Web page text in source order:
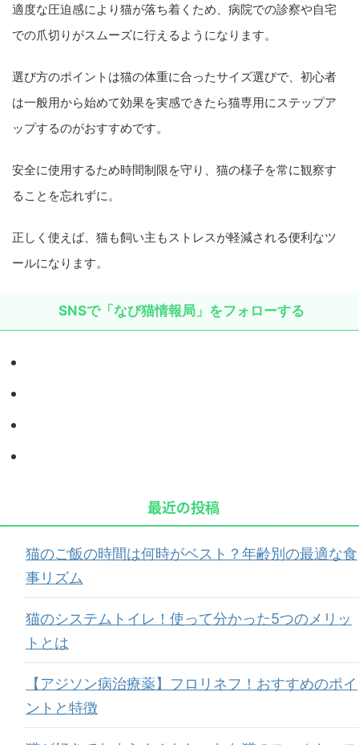
適度な圧迫感により猫が落ち着くため、病院での診察や自宅
での爪切りがスムーズに行えるようになります。
選び方のポイントは猫の体重に合ったサイズ選びで、初心者
は一般用から始めて効果を実感できたら猫専用にステップア
ップするのがおすすめです。
安全に使用するため時間制限を守り、猫の様子を常に観察す
ることを忘れずに。
正しく使えば、猫も飼い主もストレスが軽減される便利なツ
ールになります。
SNSで「なび猫情報局」をフォローする
最近の投稿
猫のご飯の時間は何時がベスト？年齢別の最適な食
事リズム
猫のシステムトイレ！使って分かった5つのメリッ
トとは
【アジソン病治療薬】フロリネフ！おすすめのポイ
ントと特徴